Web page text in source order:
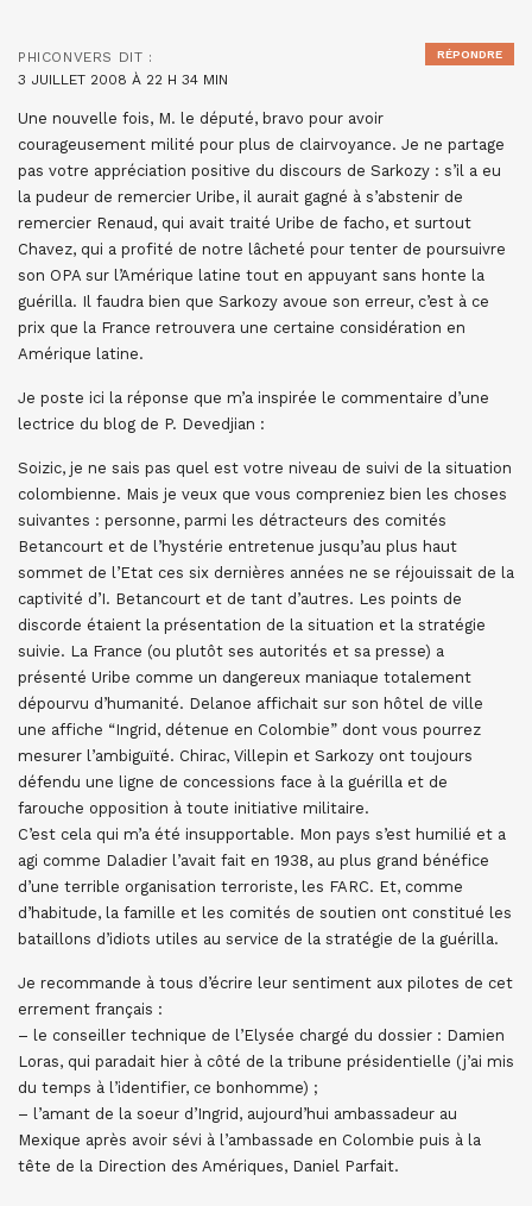
PHICONVERS DIT :
3 JUILLET 2008 À 22 H 34 MIN
Une nouvelle fois, M. le député, bravo pour avoir
courageusement milité pour plus de clairvoyance. Je ne partage
pas votre appréciation positive du discours de Sarkozy : s’il a eu
la pudeur de remercier Uribe, il aurait gagné à s’abstenir de
remercier Renaud, qui avait traité Uribe de facho, et surtout
Chavez, qui a profité de notre lâcheté pour tenter de poursuivre
son OPA sur l’Amérique latine tout en appuyant sans honte la
guérilla. Il faudra bien que Sarkozy avoue son erreur, c’est à ce
prix que la France retrouvera une certaine considération en
Amérique latine.
Je poste ici la réponse que m’a inspirée le commentaire d’une
lectrice du blog de P. Devedjian :
Soizic, je ne sais pas quel est votre niveau de suivi de la situation
colombienne. Mais je veux que vous compreniez bien les choses
suivantes : personne, parmi les détracteurs des comités
Betancourt et de l’hystérie entretenue jusqu’au plus haut
sommet de l’Etat ces six dernières années ne se réjouissait de la
captivité d’I. Betancourt et de tant d’autres. Les points de
discorde étaient la présentation de la situation et la stratégie
suivie. La France (ou plutôt ses autorités et sa presse) a
présenté Uribe comme un dangereux maniaque totalement
dépourvu d’humanité. Delanoe affichait sur son hôtel de ville
une affiche “Ingrid, détenue en Colombie” dont vous pourrez
mesurer l’ambiguïté. Chirac, Villepin et Sarkozy ont toujours
défendu une ligne de concessions face à la guérilla et de
farouche opposition à toute initiative militaire.
C’est cela qui m’a été insupportable. Mon pays s’est humilié et a
agi comme Daladier l’avait fait en 1938, au plus grand bénéfice
d’une terrible organisation terroriste, les FARC. Et, comme
d’habitude, la famille et les comités de soutien ont constitué les
bataillons d’idiots utiles au service de la stratégie de la guérilla.
Je recommande à tous d’écrire leur sentiment aux pilotes de cet
errement français :
– le conseiller technique de l’Elysée chargé du dossier : Damien
Loras, qui paradait hier à côté de la tribune présidentielle (j’ai mis
du temps à l’identifier, ce bonhomme) ;
– l’amant de la soeur d’Ingrid, aujourd’hui ambassadeur au
Mexique après avoir sévi à l’ambassade en Colombie puis à la
tête de la Direction des Amériques, Daniel Parfait.
RÉPONDRE